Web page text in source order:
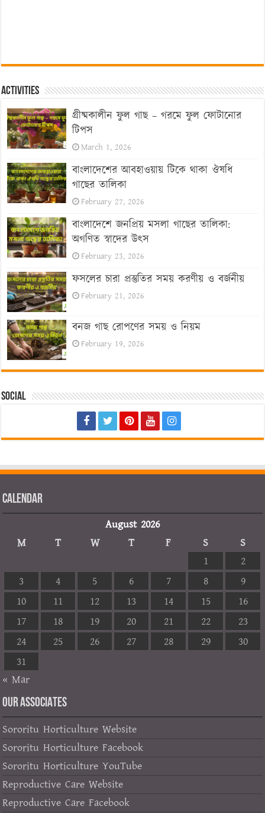
Activities
গ্রীষ্মকালীন ফুল গাছ – গরমে ফুল ফোটানোর
টিপস
March 1, 2026
বাংলাদেশের আবহাওয়ায় টিকে থাকা ঔষধি
গাছের তালিকা
February 27, 2026
বাংলাদেশে জনপ্রিয় মসলা গাছের তালিকা:
অগণিত স্বাদের উৎস
February 23, 2026
ফসলের চারা প্রস্তুতির সময় করণীয় ও বর্জনীয়
February 21, 2026
বনজ গাছ রোপণের সময় ও নিয়ম
February 19, 2026
Social
Calendar
August 2026
M
T W T F S
S
1
2
3
4 5 6 7 8
9
10
11 12 13 14 15
16
17
18 19 20 21 22
23
24
25 26 27 28 29
30
31
« Mar
OUR ASSOCIATES
Sororitu Horticulture Website
Sororitu Horticulture Facebook
Sororitu Horticulture YouTube
Reproductive Care Website
Reproductive Care Facebook